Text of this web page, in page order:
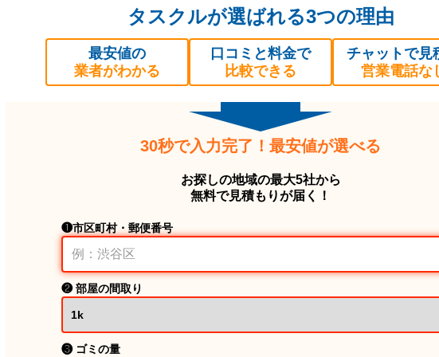
タスクルが選ばれる3つの理由
最安値の
業者がわかる
口コミと料金で
比較できる
チャットで見
営業電話な
30秒で入力完了！最安値が選べる
お探しの地域の最大5社から
無料で見積もりが届く！
❶市区町村・郵便番号
❷ 部屋の間取り
❸ ゴミの量